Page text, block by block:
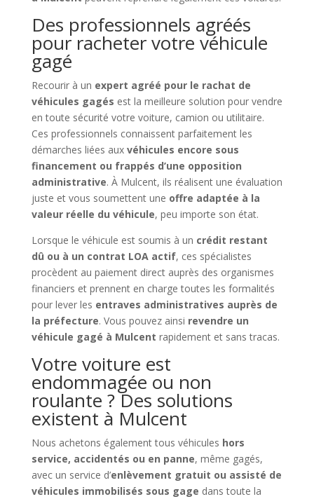
Des professionnels agréés
pour racheter votre véhicule
gagé
Recourir à un expert agréé pour le rachat de
véhicules gagés est la meilleure solution pour vendre
en toute sécurité votre voiture, camion ou utilitaire.
Ces professionnels connaissent parfaitement les
démarches liées aux véhicules encore sous
financement ou frappés d’une opposition
administrative. À Mulcent, ils réalisent une évaluation
juste et vous soumettent une offre adaptée à la
valeur réelle du véhicule, peu importe son état.
Lorsque le véhicule est soumis à un crédit restant
dû ou à un contrat LOA actif, ces spécialistes
procèdent au paiement direct auprès des organismes
financiers et prennent en charge toutes les formalités
pour lever les entraves administratives auprès de
la préfecture. Vous pouvez ainsi revendre un
véhicule gagé à Mulcent rapidement et sans tracas.
Votre voiture est
endommagée ou non
roulante ? Des solutions
existent à Mulcent
Nous achetons également tous véhicules hors
service, accidentés ou en panne, même gagés,
avec un service d’enlèvement gratuit ou assisté de
véhicules immobilisés sous gage dans toute la